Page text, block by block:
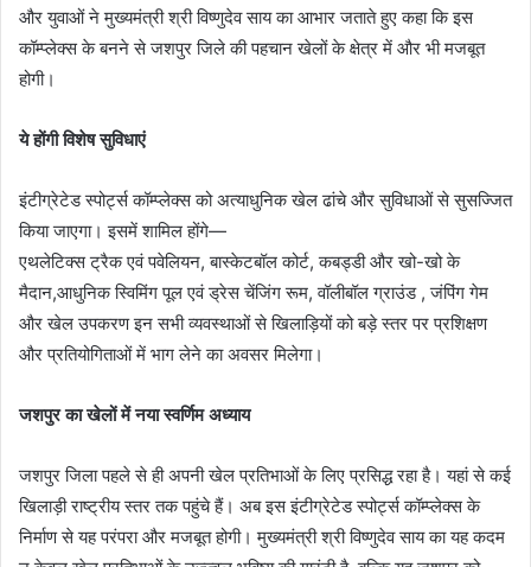
और युवाओं ने मुख्यमंत्री श्री विष्णुदेव साय का आभार जताते हुए कहा कि इस
कॉम्प्लेक्स के बनने से जशपुर जिले की पहचान खेलों के क्षेत्र में और भी मजबूत
होगी।
ये होंगी विशेष सुविधाएं
इंटीग्रेटेड स्पोर्ट्स कॉम्प्लेक्स को अत्याधुनिक खेल ढांचे और सुविधाओं से सुसज्जित
किया जाएगा। इसमें शामिल होंगे—
एथलेटिक्स ट्रैक एवं पवेलियन, बास्केटबॉल कोर्ट, कबड्डी और खो-खो के
मैदान,आधुनिक स्विमिंग पूल एवं ड्रेस चेंजिंग रूम, वॉलीबॉल ग्राउंड , जंपिंग गेम
और खेल उपकरण इन सभी व्यवस्थाओं से खिलाड़ियों को बड़े स्तर पर प्रशिक्षण
और प्रतियोगिताओं में भाग लेने का अवसर मिलेगा।
जशपुर का खेलों में नया स्वर्णिम अध्याय
जशपुर जिला पहले से ही अपनी खेल प्रतिभाओं के लिए प्रसिद्ध रहा है। यहां से कई
खिलाड़ी राष्ट्रीय स्तर तक पहुंचे हैं। अब इस इंटीग्रेटेड स्पोर्ट्स कॉम्प्लेक्स के
निर्माण से यह परंपरा और मजबूत होगी। मुख्यमंत्री श्री विष्णुदेव साय का यह कदम